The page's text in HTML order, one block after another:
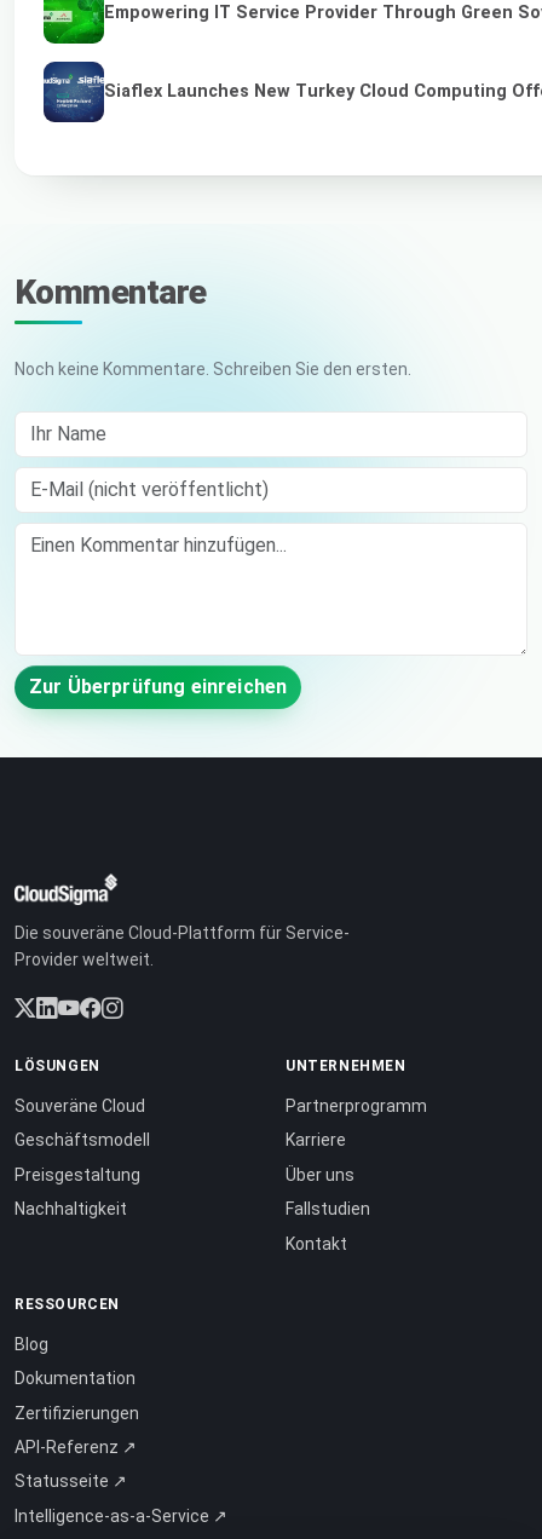
Empowering IT Service Provider Through Green
Siaflex Launches New Turkey Cloud Computing
Kommentare
Noch keine Kommentare. Schreiben Sie den ersten.
Ihr Name
E-Mail (nicht veröffentlicht)
Comment
Zur Überprüfung einreichen
Die souveräne Cloud-Plattform für Service-
Provider weltweit.
LÖSUNGEN
Souveräne Cloud
Geschäftsmodell
Preisgestaltung
Nachhaltigkeit
UNTERNEHMEN
Partnerprogramm
Karriere
Über uns
Fallstudien
Kontakt
RESSOURCEN
Blog
Dokumentation
Zertifizierungen
API-Referenz ↗
Statusseite ↗
Intelligence-as-a-Service ↗